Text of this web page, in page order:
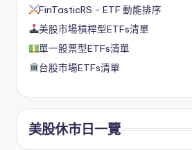
FinTasticRS - ETF 動能排序
美股市場槓桿型ETFs清單
單一股票型ETFs清單
台股市場ETFs清單
美股休市日一覽